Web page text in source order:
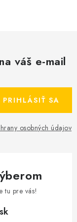
váš e-mail
osobných údajov
PRIHLÁSIŤ SA
tu pre vás!